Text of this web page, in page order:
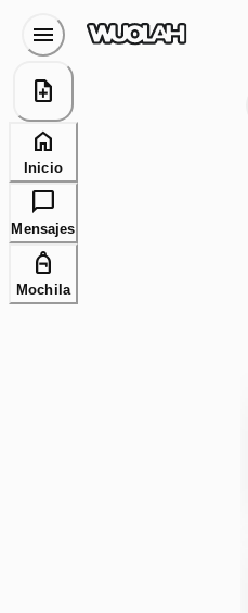
menu
note_add
home
Inicio
chat_bubble
Mensajes
personal_bag
Mochila